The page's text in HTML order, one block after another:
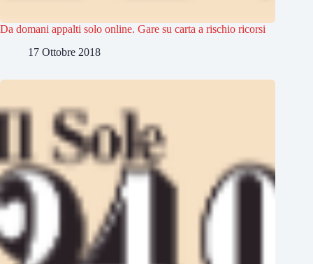
Da domani appalti solo online. Gare su carta a rischio ricorsi
17 Ottobre 2018